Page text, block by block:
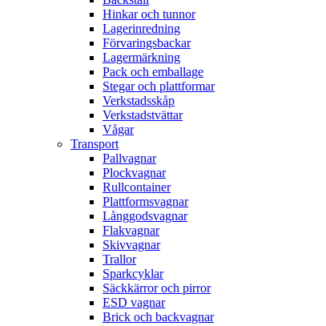
Hinkar och tunnor
Lagerinredning
Förvaringsbackar
Lagermärkning
Pack och emballage
Stegar och plattformar
Verkstadsskåp
Verkstadstvättar
Vågar
Transport
Pallvagnar
Plockvagnar
Rullcontainer
Plattformsvagnar
Långgodsvagnar
Flakvagnar
Skivvagnar
Trallor
Sparkcyklar
Säckkärror och pirror
ESD vagnar
Brick och backvagnar